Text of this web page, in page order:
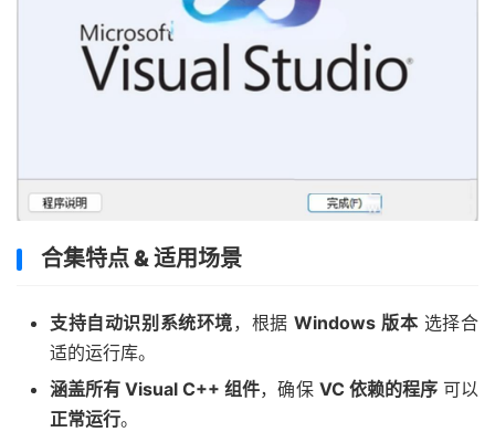
合集特点 & 适用场景
支持自动识别系统环境，根据Windows 版本 选择合
适的运行库。
涵盖所有 Visual C++ 组件，确保 VC 依赖的程序可以
正常运行。